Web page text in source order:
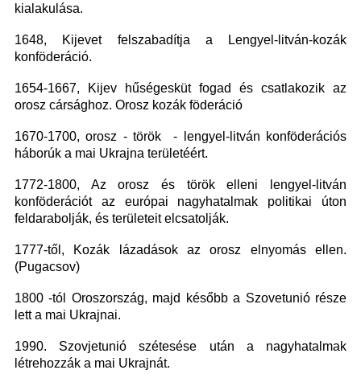
kialakulása.
1648, Kijevet felszabadítja a Lengyel-litván-kozák
konföderáció.
1654-1667, Kijev hűségesküt fogad és csatlakozik az
orosz cársághoz. Orosz kozák föderáció
1670-1700, orosz - török - lengyel-litván konföderációs
háborúk a mai Ukrajna területéért.
1772-1800, Az orosz és török elleni lengyel-litván
konföderációt az európai nagyhatalmak politikai úton
feldarabolják, és területeit elcsatolják.
1777-től, Kozák lázadások az orosz elnyomás ellen.
(Pugacsov)
1800 -tól Oroszország, majd később a Szovetunió része
lett a mai Ukrajnai.
1990. Szovjetunió szétesése után a nagyhatalmak
létrehozzák a mai Ukrajnát.